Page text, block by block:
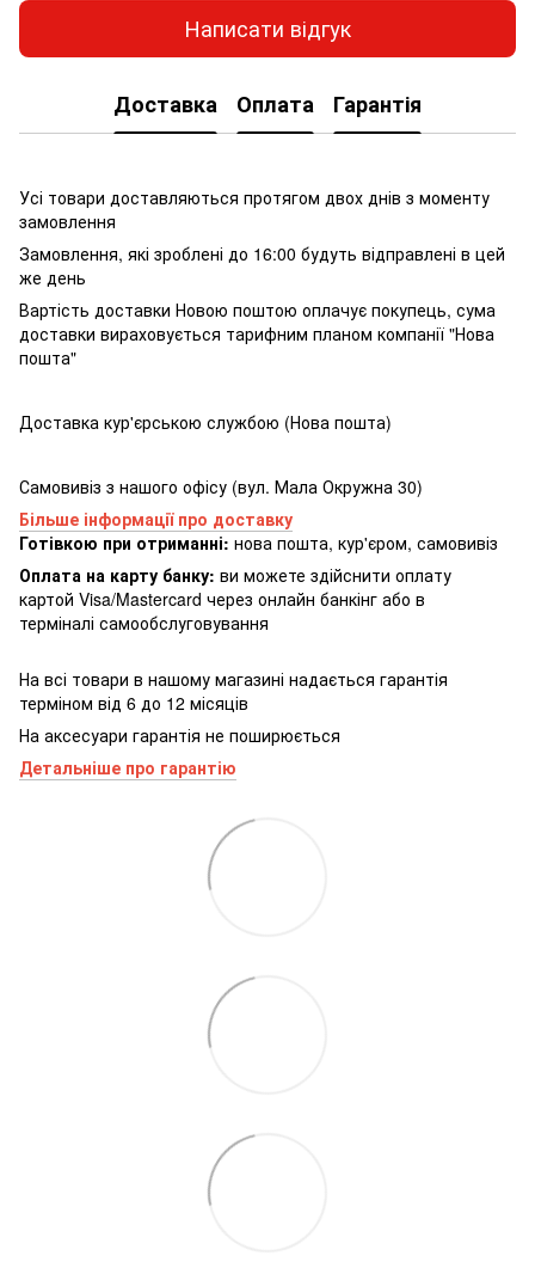
Написати відгук
Доставка Оплата Гарантія
Усі товари доставляються протягом двох днів з моменту
замовлення
Замовлення, які зроблені до 16:00 будуть відправлені в цей
же день
Вартість доставки Новою поштою оплачує покупець, сума
доставки вираховується тарифним планом компанії "Нова
пошта"
Доставка кур'єрською службою (Нова пошта)
Самовивіз з нашого офісу (вул. Мала Окружна 30)
Більше інформації про доставку
Готівкою при отриманні: нова пошта, кур'єром, самовивіз
Оплата на карту банку: ви можете здійснити оплату
картой Visa/Mastercard через онлайн банкінг або в
терміналі самообслуговування
На всі товари в нашому магазині надається гарантія
терміном від 6 до 12 місяців
На аксесуари гарантія не поширюється
Детальніше про гарантію